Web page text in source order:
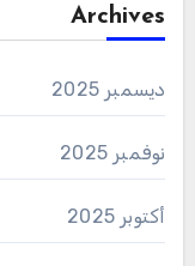
Archives
ديسمبر 2025
نوفمبر 2025
أكتوبر 2025